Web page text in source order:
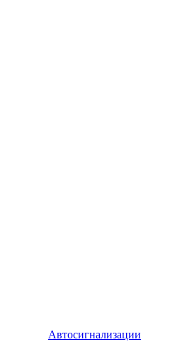
Автосигнализации